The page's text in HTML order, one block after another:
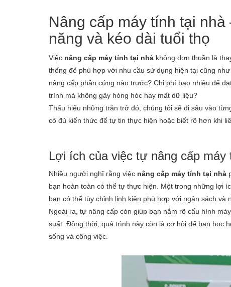
Nâng cấp máy tính tại
năng và kéo dài tuổi thọ
Việc nâng cấp máy tính tại nhà không đơn thuần là
thống để phù hợp với nhu cầu sử dụng hiện tại cũng
nâng cấp phần cứng nào trước? Chi phí bao nhiêu để
trình mà không gây hỏng hóc hay mất dữ liệu?
Thấu hiểu những trăn trở đó, chúng tôi sẽ đi sâu vào
có đủ kiến thức để tự tin thực hiện hoặc biết rõ hơn khi
Lợi ích của việc tự nâng cấp máy
Nhiều người nghĩ rằng việc nâng cấp máy tính tại nhà
bạn hoàn toàn có thể tự thực hiện. Một trong những lợi
bạn có thể tùy chỉnh linh kiện phù hợp với ngân sách và
Ngoài ra, tự nâng cấp còn giúp bạn nắm rõ cấu hình
suất. Đồng thời, quá trình này còn là cơ hội để bạn học
sống và công việc.